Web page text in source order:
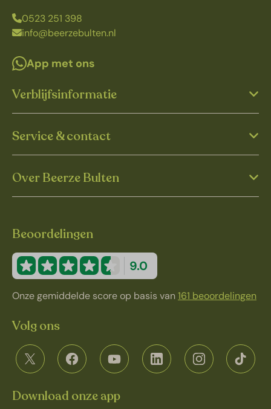
0523 251 398
info@beerzebulten.nl
App met ons
Verblijfsinformatie
Service & contact
Over Beerze Bulten
Beoordelingen
9.0
Onze gemiddelde score op basis van161 beoordelingen
Volg ons
Download onze app